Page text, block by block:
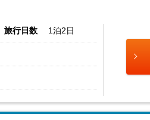
旅行日数 1泊2日